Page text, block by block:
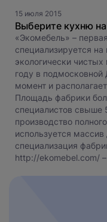
15 июля 2015
Выберите кухню
«Экомебель» –
специализируется
экологически
году в
момент и
Площадь фабрики
специалистов свыше
производство
используется
специализация
http://ekomebel.com/
Нажимая на кнопку,
персональных данных
политикой